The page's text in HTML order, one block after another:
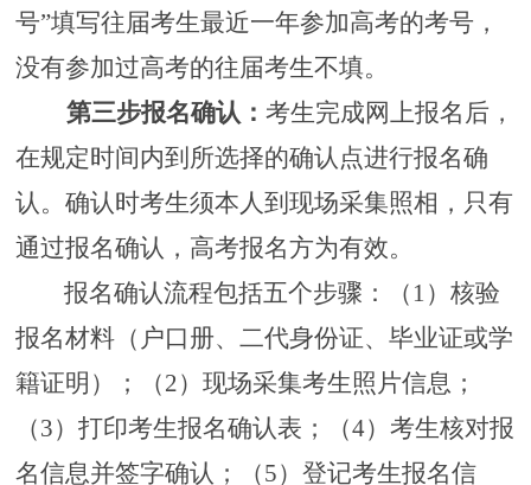
号”填写往届考生最近一年参加高考的考号，
没有参加过高考的往届考生不填。
第三步报名确认： 考生完成网上报名后，
在规定时间内到所选择的确认点进行报名确
认。确认时考生须本人到现场采集照相， 只有
通过报名确认，高考报名方为有效。
报名确认流程包括五个步骤：
（ 1） 核验
报名材料（户口册、二代身份证、毕业证或学
籍证明 ） ；（2）现场采集考生照片信息 ；
（3） 打印考生报名确认表 ；（4） 考生核对报
名信息并签字确认；（5）登记考生报名信